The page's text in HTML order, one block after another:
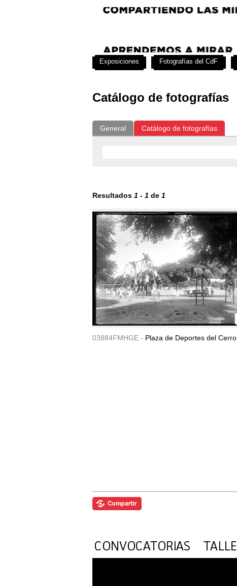
Catálogo de fotografías
General Catálogo de fotografías
Resultados 1 - 1 de 1
03884FMHGE - Plaza de Deportes del Cerro.
Exposiciones Fotografías del CdF